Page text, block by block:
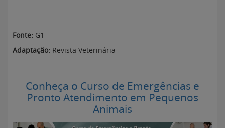
Fonte: G1
Adaptação: Revista Veterinária
Conheça o Curso de Emergências e
Pronto Atendimento em Pequenos
Animais